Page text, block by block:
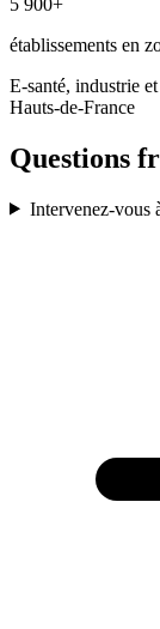
établissements en
E-santé, industrie
Hauts-de-France
Questions
Intervenez-vous